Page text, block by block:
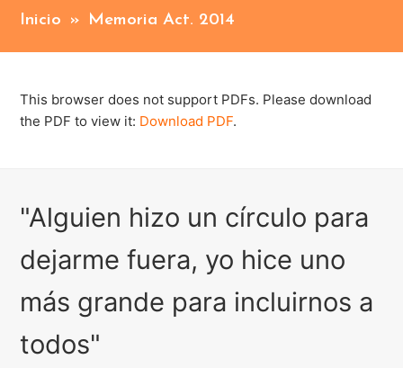
Inicio » Memoria Act. 2014
This browser does not support PDFs. Please download
the PDF to view it: Download PDF.
"Alguien hizo un círculo para
dejarme fuera, yo hice uno
más grande para incluirnos a
todos"